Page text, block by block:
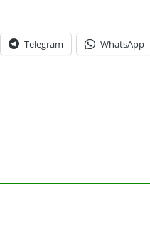
Telegram WhatsApp